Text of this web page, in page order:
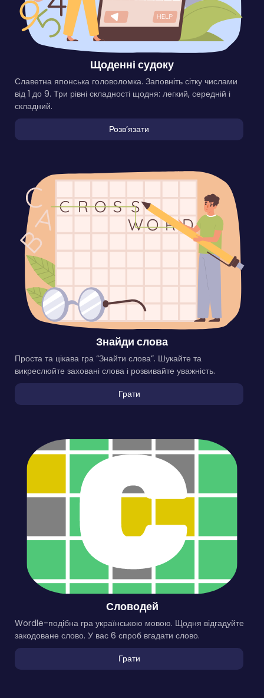
Щоденні судоку
Славетна японська головоломка. Заповніть сітку числами
від 1 до 9. Три рівні складності щодня: легкий, середній і
складний.
Розвʼязати
Знайди слова
Проста та цікава гра “Знайти слова”. Шукайте та
викреслюйте заховані слова і розвивайте уважність.
Грати
Словодей
Wordle-подібна гра українською мовою. Щодня відгадуйте
закодоване слово. У вас 6 спроб вгадати слово.
Грати